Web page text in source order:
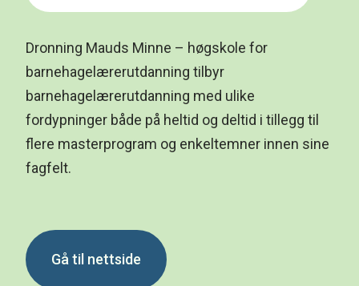
Dronning Mauds Minne – høgskole for
barnehagelærerutdanning tilbyr
barnehagelærerutdanning med ulike
fordypninger både på heltid og deltid i tillegg til
flere masterprogram og enkeltemner innen sine
fagfelt.
Gå til nettside